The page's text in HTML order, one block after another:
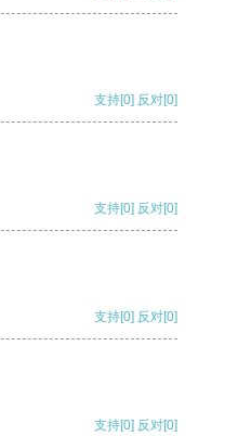
支持[0] 反对[0]
支持[0] 反对[0]
支持[0] 反对[0]
支持[0] 反对[0]